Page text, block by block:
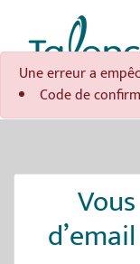
Une erreur a
Code de
Panneau de gestion